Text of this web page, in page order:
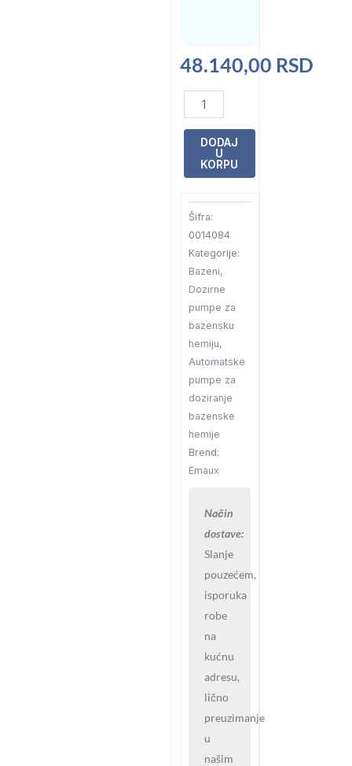
48.140,00 RSD
Dozirna
pumpa
Emaux
CTRL20
20l/h
MANUAL
količina
DODAJ
U
KORPU
Šifra:
0014084
Kategorije:
Bazeni,
Dozirne
pumpe za
bazensku
hemiju,
Automatske
pumpe za
doziranje
bazenske
hemije
Brend:
Emaux
Način
dostave:
Slanje
pouzećem,
isporuka
robe
na
kućnu
adresu,
lično
preuzimanje
u
našim